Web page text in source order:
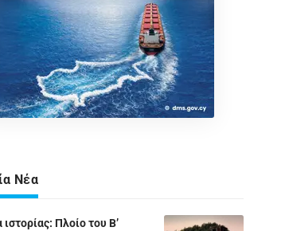
Νέα
ιστορίας: Πλοίο του Β’